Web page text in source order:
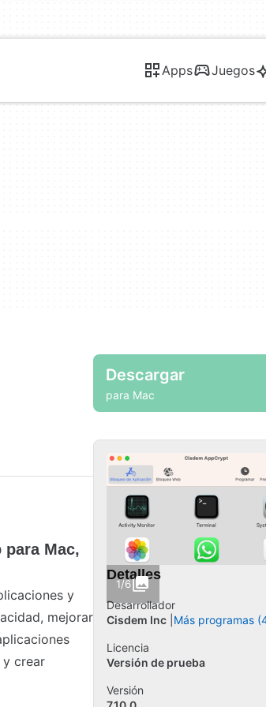
Apps Juegos
Descargar
para Mac
Mac,
y
mejorar
crear
1/6
Detalles
Desarrollador
Cisdem Inc Más programas
Licencia
Versión de prueba
Versión